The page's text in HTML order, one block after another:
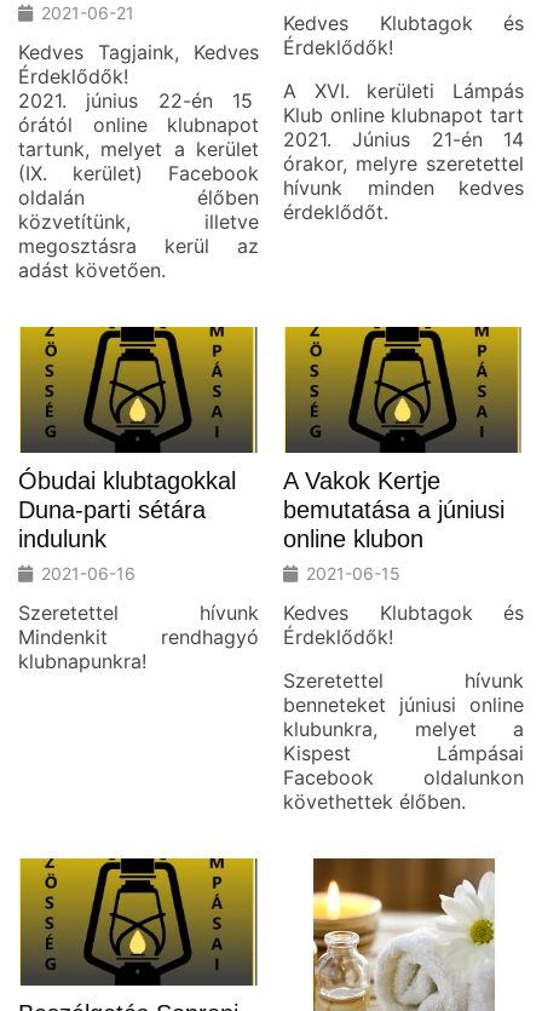
2021-06-21
Kedves Tagjaink, Kedves
Érdeklődők!
2021. június 22-én 15
órától online klubnapot
tartunk, melyet a kerület
(IX. kerület) Facebook
oldalán élőben
közvetítünk, illetve
megosztásra kerül az
adást követően.
Kedves Klubtagok és
Érdeklődők!
A XVI. kerületi Lámpás
Klub online klubnapot tart
2021. Június 21-én 14
órakor, melyre szeretettel
hívunk minden kedves
érdeklődőt.
Óbudai klubtagokkal
Duna-parti sétára
indulunk
2021-06-16
Szeretettel hívunk
Mindenkit rendhagyó
klubnapunkra!
A Vakok Kertje
bemutatása a júniusi
online klubon
2021-06-15
Kedves Klubtagok és
Érdeklődők!
Szeretettel hívunk
benneteket júniusi online
klubunkra, melyet a
Kispest Lámpásai
Facebook oldalunkon
követhettek élőben.